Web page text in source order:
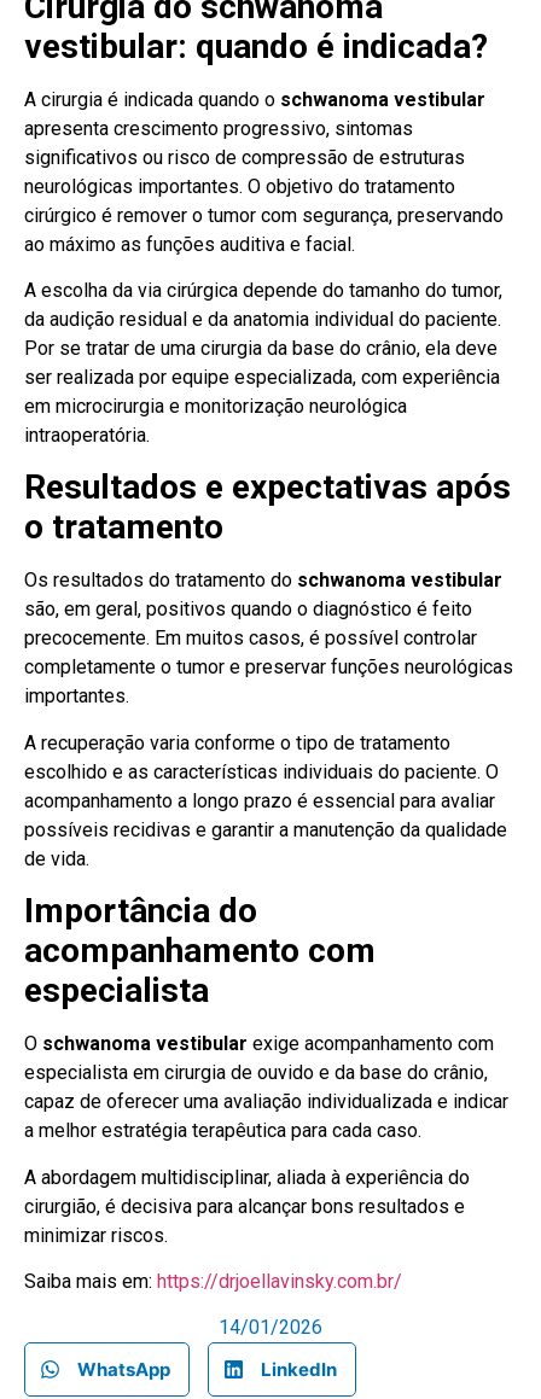
vestibular: quando é indicada?
A cirurgia é indicada quando o schwanoma vestibular
apresenta crescimento progressivo, sintomas
significativos ou risco de compressão de estruturas
neurológicas importantes. O objetivo do tratamento
cirúrgico é remover o tumor com segurança, preservando
ao máximo as funções auditiva e facial.
A escolha da via cirúrgica depende do tamanho do tumor,
da audição residual e da anatomia individual do paciente.
Por se tratar de uma cirurgia da base do crânio, ela deve
ser realizada por equipe especializada, com experiência
em microcirurgia e monitorização neurológica
intraoperatória.
Resultados e expectativas após
o tratamento
Os resultados do tratamento do schwanoma vestibular
são, em geral, positivos quando o diagnóstico é feito
precocemente. Em muitos casos, é possível controlar
completamente o tumor e preservar funções neurológicas
importantes.
A recuperação varia conforme o tipo de tratamento
escolhido e as características individuais do paciente. O
acompanhamento a longo prazo é essencial para avaliar
possíveis recidivas e garantir a manutenção da qualidade
de vida.
Importância do
acompanhamento com
especialista
O schwanoma vestibular exige acompanhamento com
especialista em cirurgia de ouvido e da base do crânio,
capaz de oferecer uma avaliação individualizada e indicar
a melhor estratégia terapêutica para cada caso.
A abordagem multidisciplinar, aliada à experiência do
cirurgião, é decisiva para alcançar bons resultados e
minimizar riscos.
Saiba mais em: https://drjoellavinsky.com.br/
14/01/2026
WhatsApp
LinkedIn